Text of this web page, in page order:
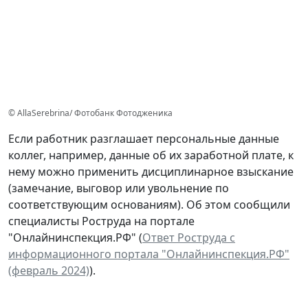
© AllaSerebrina/ Фотобанк Фотодженика
Если работник разглашает персональные данные
коллег, например, данные об их заработной плате, к
нему можно применить дисциплинарное взыскание
(замечание, выговор или увольнение по
соответствующим основаниям). Об этом сообщили
специалисты Роструда на портале
"Онлайнинспекция.РФ" (Ответ Роструда с
информационного портала "Онлайнинспекция.РФ"
(февраль 2024)).